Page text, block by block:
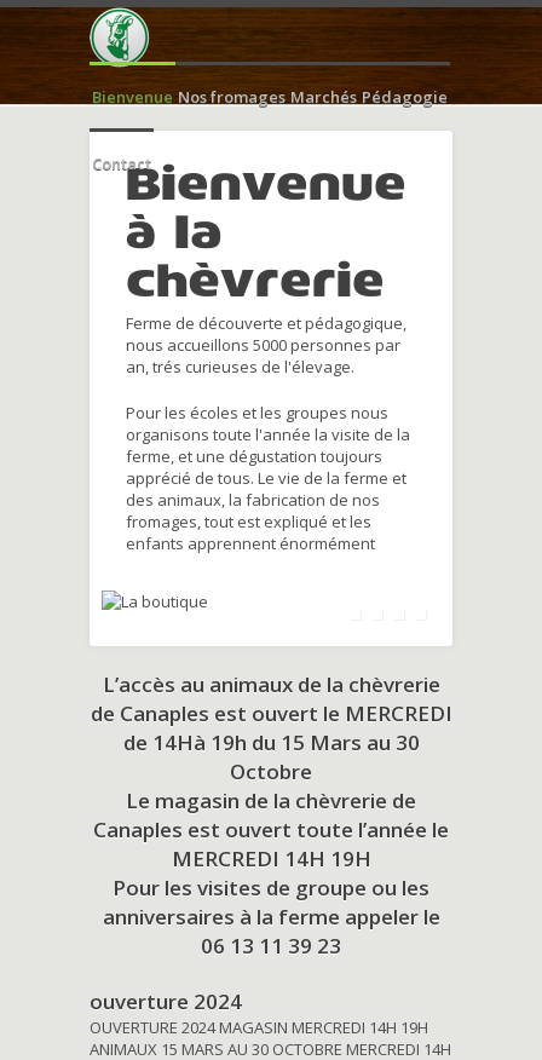
Bienvenue Nos fromages Marchés Pédagogie
ContactBienvenue
à la
chèvrerie
Ferme de découverte et pédagogique,
nous accueillons 5000 personnes par
an, trés curieuses de l'élevage.
Pour les écoles et les groupes nous
organisons toute l'année la visite de la
ferme, et une dégustation toujours
apprécié de tous. Le vie de la ferme et
des animaux, la fabrication de nos
fromages, tout est expliqué et les
enfants apprennent énormément
L’accès au animaux de la chèvrerie
de Canaples est ouvert le MERCREDI
de 14Hà 19h du 15 Mars au 30
Octobre
Le magasin de la chèvrerie de
Canaples est ouvert toute l’année le
MERCREDI 14H 19H
Pour les visites de groupe ou les
anniversaires à la ferme appeler le
06 13 11 39 23
ouverture 2024
OUVERTURE 2024 MAGASIN MERCREDI 14H 19H
ANIMAUX 15 MARS AU 30 OCTOBRE MERCREDI 14H